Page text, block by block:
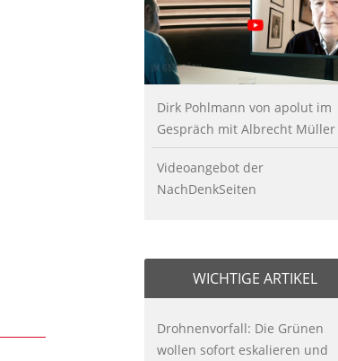
Dirk Pohlmann von apolut im
Gespräch mit Albrecht Müller
Videoangebot der
NachDenkSeiten
WICHTIGE ARTIKEL
Drohnenvorfall: Die Grünen
wollen sofort eskalieren und